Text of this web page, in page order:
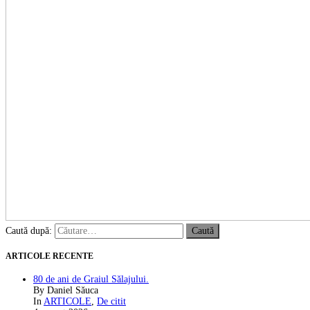
Caută după:
ARTICOLE RECENTE
80 de ani de Graiul Sălajului.
By Daniel Săuca
In ARTICOLE, De citit